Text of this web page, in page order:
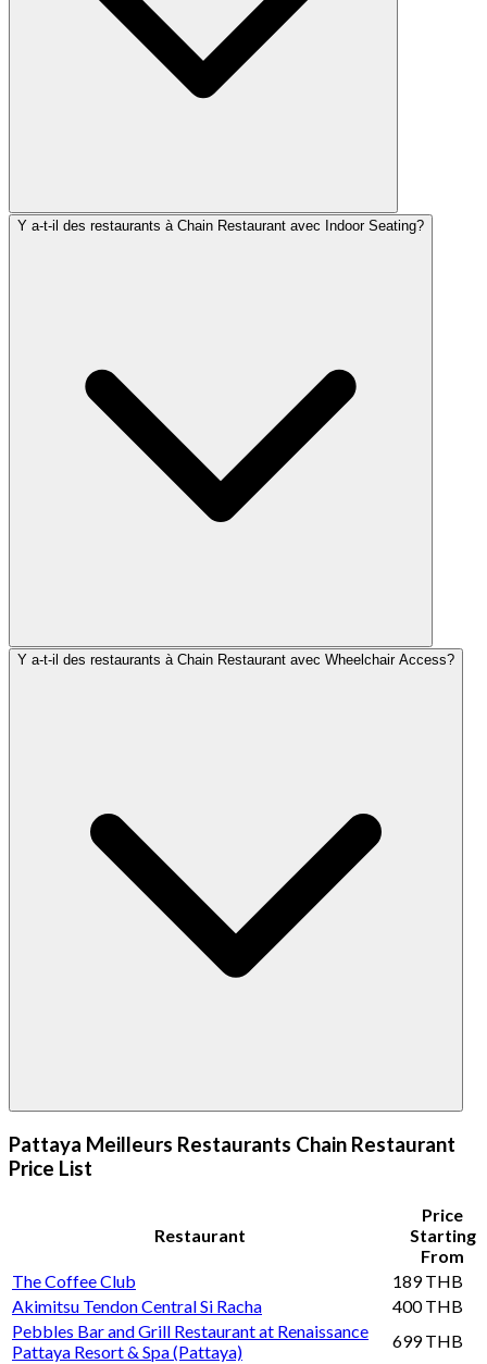
Y a-t-il des restaurants à Chain Restaurant avec Indoor Seating?
Y a-t-il des restaurants à Chain Restaurant avec Wheelchair Access?
Pattaya Meilleurs Restaurants Chain Restaurant
Price List
Restaurant
Price
Starting
From
The Coffee Club
189 THB
Akimitsu Tendon Central Si Racha
400 THB
Pebbles Bar and Grill Restaurant at Renaissance
Pattaya Resort & Spa (Pattaya)
699 THB